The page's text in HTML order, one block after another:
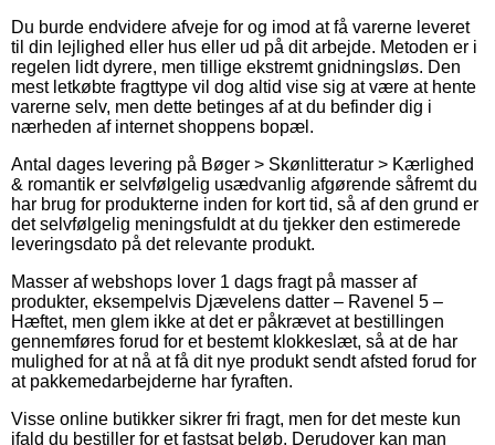
Du burde endvidere afveje for og imod at få varerne leveret
til din lejlighed eller hus eller ud på dit arbejde. Metoden er i
regelen lidt dyrere, men tillige ekstremt gnidningsløs. Den
mest letkøbte fragttype vil dog altid vise sig at være at hente
varerne selv, men dette betinges af at du befinder dig i
nærheden af internet shoppens bopæl.
Antal dages levering på Bøger > Skønlitteratur > Kærlighed
& romantik er selvfølgelig usædvanlig afgørende såfremt du
har brug for produkterne inden for kort tid, så af den grund er
det selvfølgelig meningsfuldt at du tjekker den estimerede
leveringsdato på det relevante produkt.
Masser af webshops lover 1 dags fragt på masser af
produkter, eksempelvis Djævelens datter – Ravenel 5 –
Hæftet, men glem ikke at det er påkrævet at bestillingen
gennemføres forud for et bestemt klokkeslæt, så at de har
mulighed for at nå at få dit nye produkt sendt afsted forud for
at pakkemedarbejderne har fyraften.
Visse online butikker sikrer fri fragt, men for det meste kun
ifald du bestiller for et fastsat beløb. Derudover kan man